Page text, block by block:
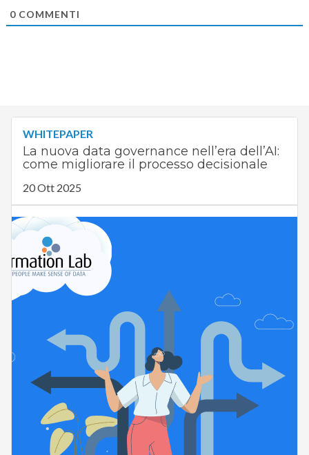
0COMMENTI
WHITEPAPER
La nuova data governance nell’era dell’AI:
come migliorare il processo decisionale
20 Ott 2025